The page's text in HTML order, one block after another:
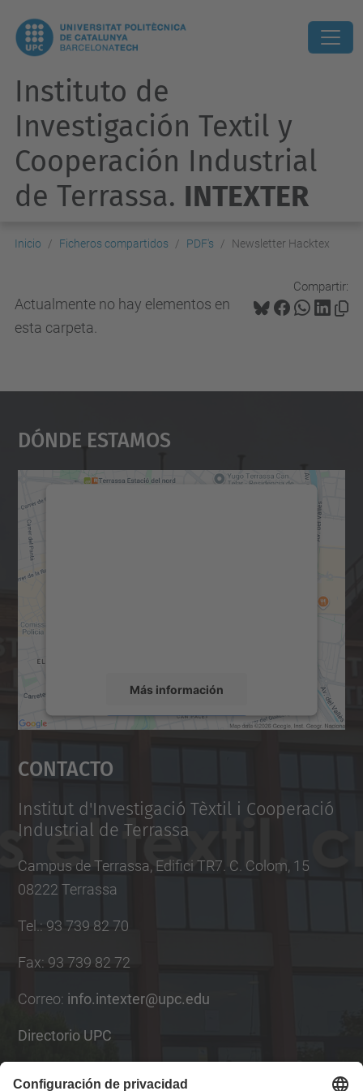
Instituto de
Investigación Textil y
Cooperación Industrial
de Terrassa. INTEXTER
Inicio Ficheros compartidos PDF's Newsletter Hacktex
Compartir:
Actualmente no hay elementos en
esta carpeta.
Dónde Estamos
Más información
Aceptar
powered by
Contacto
Institut d'Investigació Tèxtil i Cooperació
Industrial de Terrassa
Campus de Terrassa, Edifici TR7. C. Colom, 15
08222 Terrassa
Tel. : 93 739 82 70
Fax: 93 739 82 72
Correo: info.intexter@upc.edu
Directorio UPC